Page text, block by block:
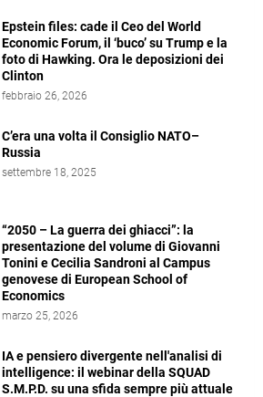
Epstein files: cade il Ceo del World
Economic Forum, il ‘buco’ su Trump e la
foto di Hawking. Ora le deposizioni dei
Clinton
febbraio 26, 2026
C’era una volta il Consiglio NATO–
Russia
settembre 18, 2025
“2050 – La guerra dei ghiacci”: la
presentazione del volume di Giovanni
Tonini e Cecilia Sandroni al Campus
genovese di European School of
Economics
marzo 25, 2026
IA e pensiero divergente nell'analisi di
intelligence: il webinar della SQUAD
S.M.P.D. su una sfida sempre più attuale